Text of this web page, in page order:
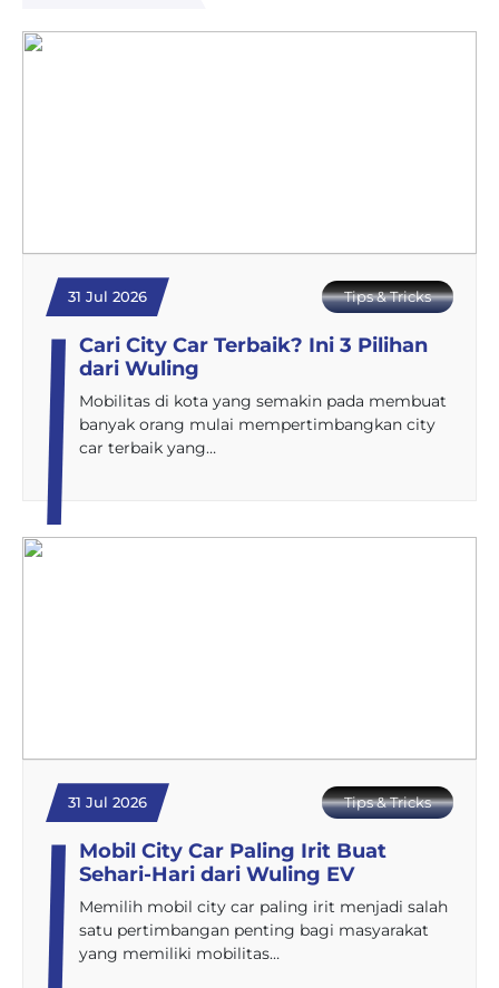
31 Jul 2026 Tips & Tricks
Cari City Car Terbaik? Ini 3 Pilihan
dari Wuling
Mobilitas di kota yang semakin pada membuat
banyak orang mulai mempertimbangkan city
car terbaik yang…
31 Jul 2026 Tips & Tricks
Mobil City Car Paling Irit Buat
Sehari-Hari dari Wuling EV
Memilih mobil city car paling irit menjadi salah
satu pertimbangan penting bagi masyarakat
yang memiliki mobilitas…